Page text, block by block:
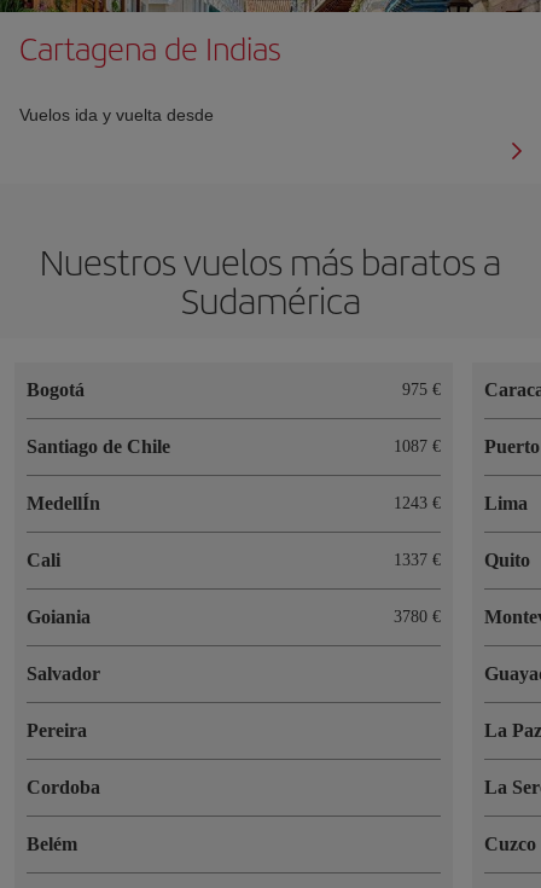
Cartagena de Indias
Vuelos ida y vuelta desde
Nuestros vuelos más baratos a
Sudamérica
Bogotá 975 €
Santiago de Chile 1087 €
MedellÍn 1243 €
Cali 1337 €
Goiania 3780 €
Salvador
Pereira
Cordoba
Belém
Lima
Quito
La
La
Cuzco